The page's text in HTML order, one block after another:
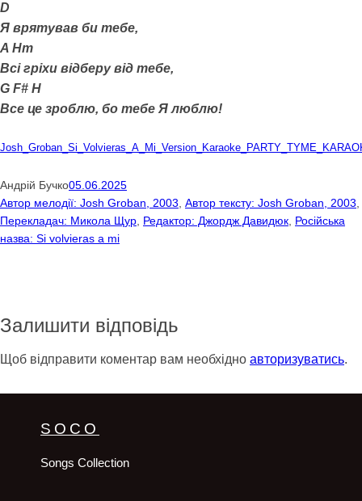
D
Я врятував би тебе,
A Hm
Всі гріхи відберу від тебе,
G F# H
Все це зроблю, бо тебе Я люблю!
Андрій Бучко05.06.2025
Автор мелодії: Josh Groban, 2003, Автор тексту: Josh Groban, 2003
Перекладач: Микола Щур, Редактор: Джордж Давидюк, Російська
назва: Si volvieras a mi
Залишити відповідь
Щоб відправити коментар вам необхідно авторизуватись.
SOCO
Songs Collection